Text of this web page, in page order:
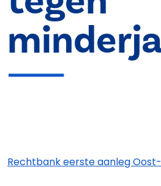
Rechtbank eerste aanleg